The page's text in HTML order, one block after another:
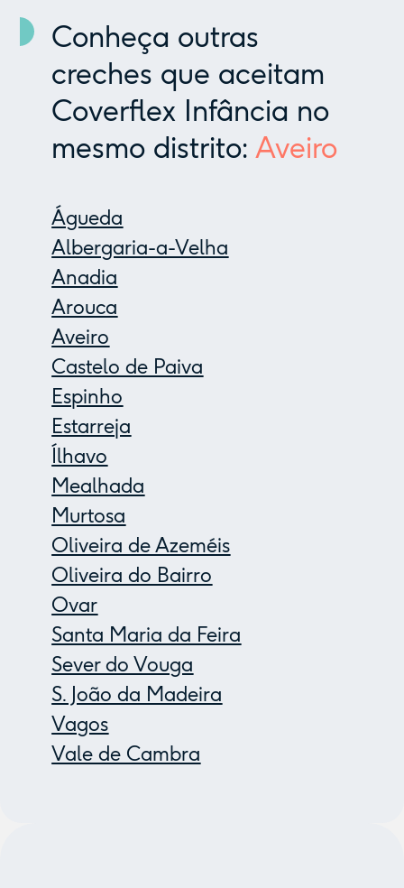
Conheça outras
creches que aceitam
Coverflex Infância no
mesmo distrito:Aveiro
Águeda
Albergaria-a-Velha
Anadia
Arouca
Aveiro
Castelo de Paiva
Espinho
Estarreja
Ílhavo
Mealhada
Murtosa
Oliveira de Azeméis
Oliveira do Bairro
Ovar
Santa Maria da Feira
Sever do Vouga
S. João da Madeira
Vagos
Vale de Cambra